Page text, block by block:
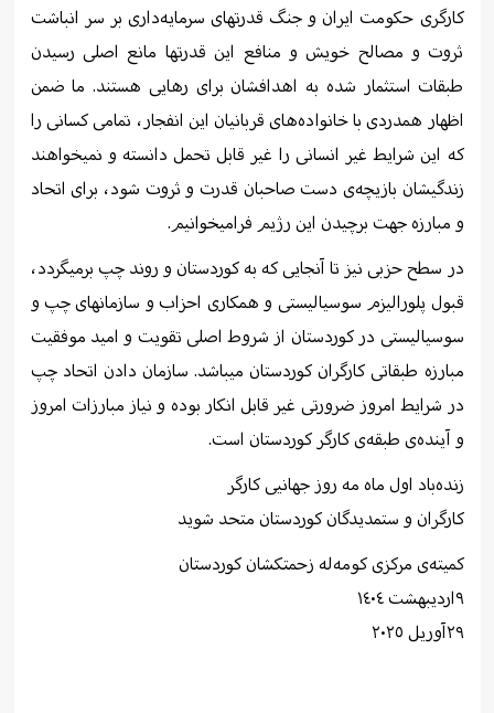
کارگری حکومت ایران و جنگ قدرتهای سرمایەداری بر سر انباشت
ثروت و مصالح خویش و منافع این قدرتها مانع اصلی رسیدن
طبقات استثمار شدە بە اهدافشان برای رهایی هستند. ما ضمن
اظهار همدردی با خانوادەهای قربانیان این انفجار، تمامی کسانی را
کە این شرایط غیر انسانی را غیر قابل تحمل دانستە و نمیخواهند
زندگیشان بازیچەی دست صاحبان قدرت و ثروت شود، برای اتحاد
و مبارزە جهت برچیدن این رژیم فرامیخوانیم.
در سطح حزبی نیز تا آنجایی کە بە کوردستان و روند چپ برمیگردد،
قبول پلورالیزم سوسیالیستی و همکاری احزاب و سازمانهای چپ و
سوسیالیستی در کوردستان از شروط اصلی تقویت و امید موفقیت
مبارزە طبقاتی کارگران کوردستان میباشد. سازمان دادن اتحاد چپ
در شرایط امروز ضرورتی غیر قابل انکار بودە و نیاز مبارزات امروز
و آیندەی طبقەی کارگر کوردستان است.
زندەباد اول ماە مە روز جهانیی کارگر
کارگران و ستمدیدگان کوردستان متحد شوید
کمیتەی مرکزی کومەلە زحمتکشان کوردستان
٩اردیبهشت ١٤٠٤
٢٩آوریل ٢٠٢٥